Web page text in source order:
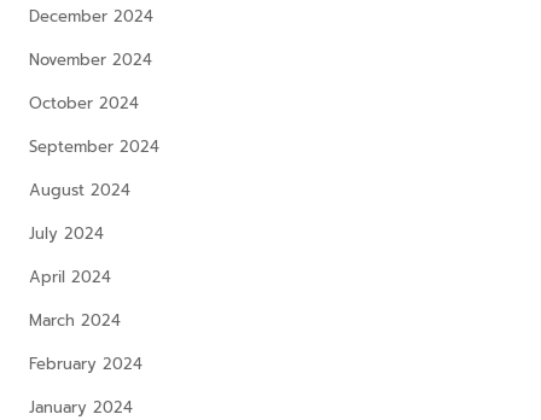
December 2024
November 2024
October 2024
September 2024
August 2024
July 2024
April 2024
March 2024
February 2024
January 2024